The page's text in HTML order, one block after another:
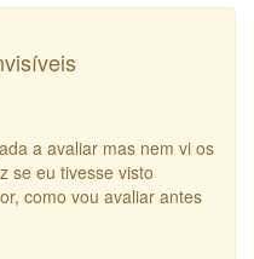
a avaliar mas nem vi os
se eu tivesse visto
como vou avaliar antes